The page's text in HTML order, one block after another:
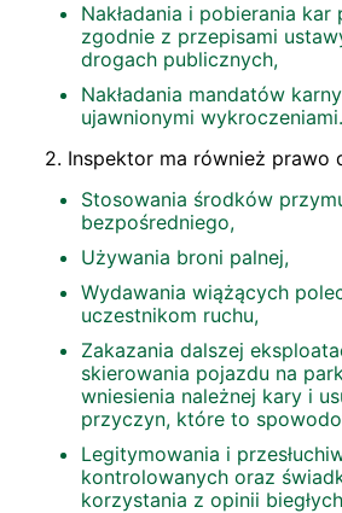
Nakładania i pobierania kar
zgodnie z przepisami
drogach publicznych,
Nakładania mandatów
ujawnionymi wykroczeniami.
2. Inspektor ma również prawo
Stosowania środków
bezpośredniego,
Używania broni palnej,
Wydawania wiążących
uczestnikom ruchu,
Zakazania dalszej
skierowania pojazdu na
wniesienia należnej kary i
przyczyn, które to
Legitymowania i
kontrolowanych oraz
korzystania z opinii